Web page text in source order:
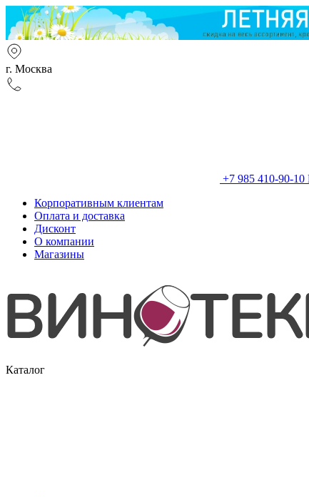
г. Москва
+7 985 410-90-10
Корпоративным клиентам
Оплата и доставка
Дисконт
О компании
Магазины
Каталог